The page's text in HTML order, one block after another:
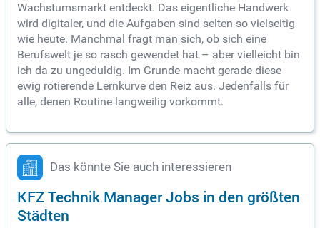
Wachstumsmarkt entdeckt. Das eigentliche Handwerk
wird digitaler, und die Aufgaben sind selten so vielseitig
wie heute. Manchmal fragt man sich, ob sich eine
Berufswelt je so rasch gewendet hat – aber vielleicht bin
ich da zu ungeduldig. Im Grunde macht gerade diese
ewig rotierende Lernkurve den Reiz aus. Jedenfalls für
alle, denen Routine langweilig vorkommt.
Das könnte Sie auch interessieren
KFZ Technik Manager Jobs in den größten
Städten